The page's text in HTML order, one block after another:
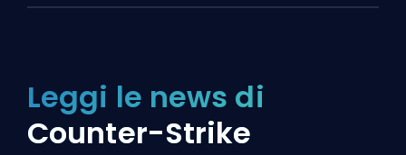
Leggi le news di
Counter-Strike